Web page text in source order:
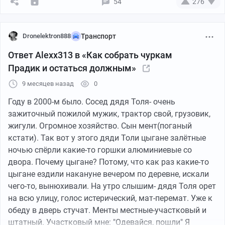
круглые гоблинские очки, они очень подходили к его
перестаю теперь деревяшки, ибо скоро они будут уже
не нужны. Естественно никаких пожарных щитов,
огнетушителей. Гречен отлип, побегал и накрыл каким-
то брезентом, на том и закончилось. Интересно время
провёл.
запчасти клиента к установке (фатальная ошибка).
плясали, мягко говоря. Я видел фото этого лексуса.
Сейчас попытаюсь объяснить. Видели Мики Рурка в
фильмах восьмидесятых и девяностых? И его
этот Лексус на китайском оперении и оптике
отличался от оригинала.
Важно, что клиент приехал забирать авто сразу с
юристом и с каким-то экспертом (подготовился, да?).
Эксперт замерил зазоры, юрист тут же написал и
вручил досудебку на лям+. Коллега досудебку не
удовлетворил (а я ему советовал заплатить, больше
потеряет). Пошёл в суд. Сейчас судится больше двух
лет, ему маячит 2+ млн.
Dronelektron888 Транспорт
Ответ Alexx313 в «Как собрать чуркам
Прадик и остаться должным»
9 месяцев назад 0
Году в 2000-м было. Сосед дядя Толя- очень
зажиточный пожилой мужик, трактор свой, грузовик,
жигули. Огромное хозяйство. Сын мент(поганый
кстати). Так вот у этого дяди Толи цыгане залётные
ночью спёрли какие-то горшки алюминиевые со
двора. Почему цыгане? Потому, что как раз какие-то
цыгане ездили накануне вечером по деревне, искали
чего-то, вынюхивали. На утро слышим- дядя Толя орет
на всю улицу, голос истерический, мат-перемат. Уже к
обеду в дверь стучат. Менты местные-участковый и
штатный. Участковый мне: "Одевайся, пошли" Я